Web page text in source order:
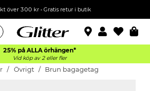
över 300 kr• Gratis retur i butik
25% på ALLA örhängen*
Vid köp av 2 eller fler
Övrigt Brun bagagetag